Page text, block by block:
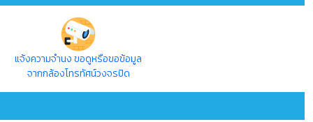
แจ้งความจำนง ขอดูหรือขอข้อมูล
จากกล้องโทรทัศน์วงจรปิด